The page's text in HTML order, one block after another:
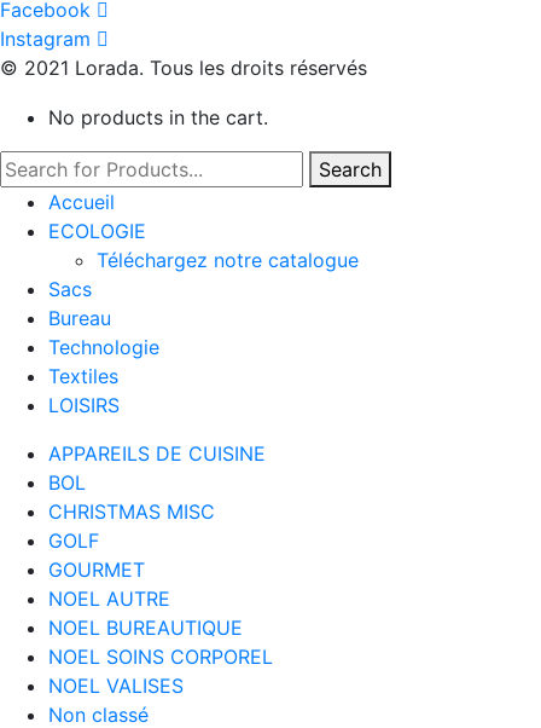
Facebook
Instagram
© 2021 Lorada. Tous les droits réservés
No products in the cart.
Search
Accueil
ECOLOGIE
Téléchargez notre catalogue
Sacs
Bureau
Technologie
Textiles
LOISIRS
APPAREILS DE CUISINE
BOL
CHRISTMAS MISC
GOLF
GOURMET
NOEL AUTRE
NOEL BUREAUTIQUE
NOEL SOINS CORPOREL
NOEL VALISES
Non classé